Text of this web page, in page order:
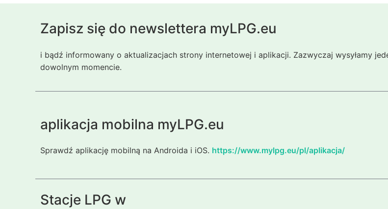
Zapisz się do newslettera myLPG.eu
i bądź informowany o aktualizacjach strony internetowej i aplikacji. Zazwyczaj wysyłamy
dowolnym momencie.
aplikacja mobilna myLPG.eu
Sprawdź aplikację mobilną na Androida i iOS. https://www.mylpg.eu/pl/aplikacja/
Stacje LPG w